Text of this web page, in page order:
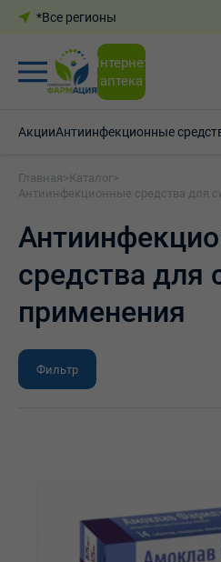
*Все регионы
Интернет-
аптека
АкцииАнтиинфекционные
Главная >Каталог>
Антиинфекционные средства для
средства для
применения
Фильтр